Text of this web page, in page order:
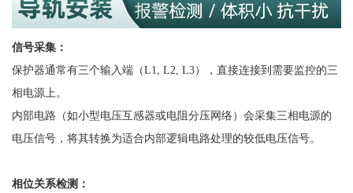
信号采集：
保护器通常有三个输入端（L1, L2, L3），直接连接到需要监控的三
相电源上。
内部电路（如小型电压互感器或电阻分压网络）会采集三相电源的
电压信号，将其转换为适合内部逻辑电路处理的较低电压信号。
相位关系检测：